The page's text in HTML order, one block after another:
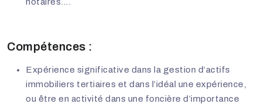
notaires….
Compétences :
Expérience significative dans la gestion d’actifs
immobiliers tertiaires et dans l’idéal une expérience,
ou être en activité dans une foncière d’importance